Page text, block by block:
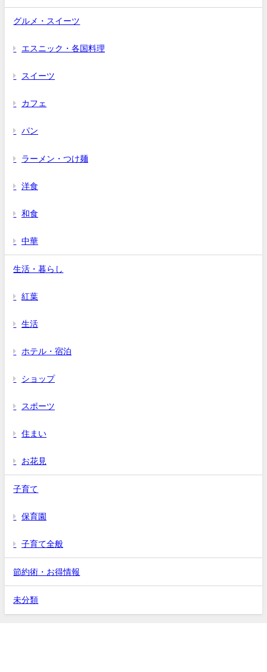
グルメ・スイーツ
エスニック・各国料理
スイーツ
カフェ
パン
ラーメン・つけ麺
洋食
和食
中華
生活・暮らし
紅葉
生活
ホテル・宿泊
ショップ
スポーツ
住まい
お花見
子育て
保育園
子育て全般
節約術・お得情報
未分類